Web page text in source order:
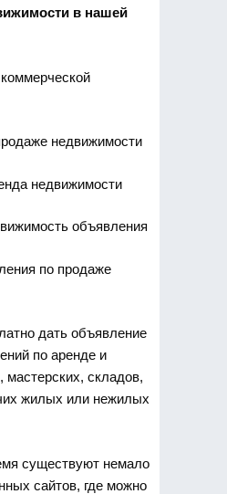
в нашей
недвижимости
недвижимости
объявления
по продаже
дать объявление
по аренде и
складов,
жилых или нежилых
существуют немало
сайтов, где можно